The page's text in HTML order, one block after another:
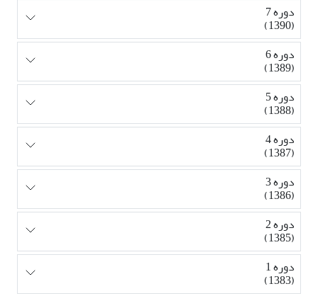
دوره 7
(1390)
دوره 6
(1389)
دوره 5
(1388)
دوره 4
(1387)
دوره 3
(1386)
دوره 2
(1385)
دوره 1
(1383)